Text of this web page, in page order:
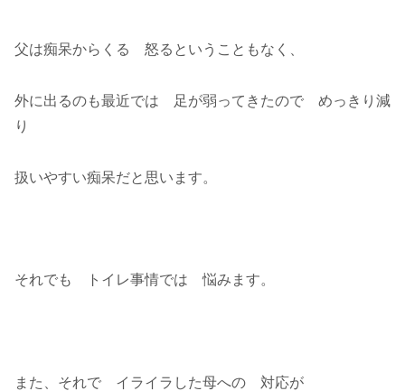
父は痴呆からくる 怒るということもなく、
外に出るのも最近では 足が弱ってきたので めっきり減
り
扱いやすい痴呆だと思います。
それでも トイレ事情では 悩みます。
また、それで イライラした母への 対応が